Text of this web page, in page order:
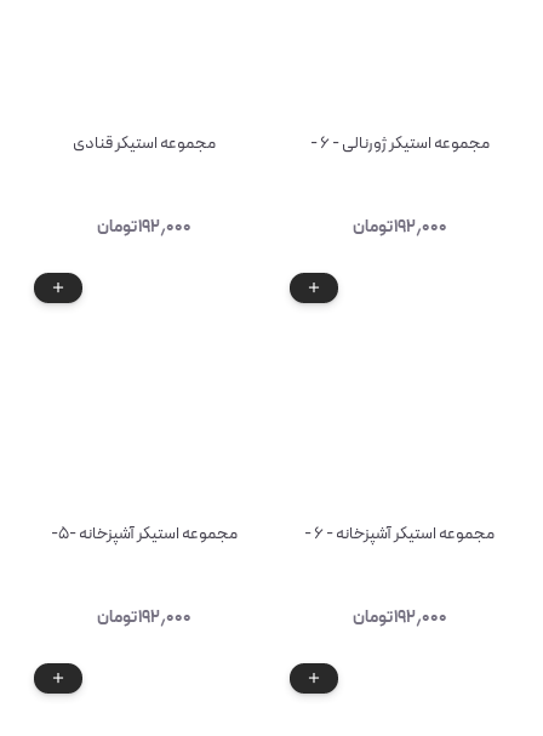
مجموعه استیکر ژورنالی - ۶ -
۱۹۲٫۰۰۰تومان
مجموعه استیکر قنادی
۱۹۲٫۰۰۰تومان
مجموعه استیکر آشپزخانه - ۶ -
۱۹۲٫۰۰۰تومان
مجموعه استیکر آشپزخانه -۵-
۱۹۲٫۰۰۰تومان